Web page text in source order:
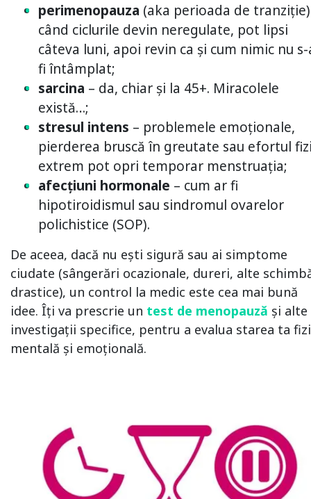
perimenopauza (aka perioada de
când ciclurile devin neregulate, pot lipsi
câteva luni, apoi revin ca și cum nimic nu
fi întâmplat;
sarcina – da, chiar și la 45+. Miracolele
există…;
stresul intens – problemele emoționale,
pierderea bruscă în greutate sau efortul
extrem pot opri temporar menstruația;
afecțiuni hormonale – cum ar fi
hipotiroidismul sau sindromul ovarelor
polichistice (SOP).
De aceea, dacă nu ești sigură sau ai simptome
ciudate (sângerări ocazionale, dureri, alte
drastice), un control la medic este cea mai bună
idee. Îți va prescrie un test de menopauză și alte
investigații specifice, pentru a evalua starea ta
mentală și emoțională.